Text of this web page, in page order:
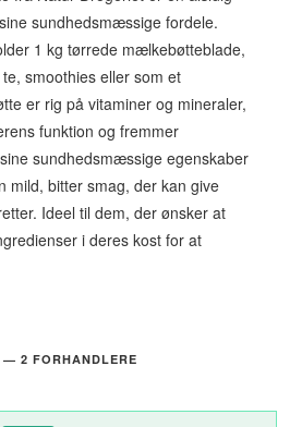
sundhedsmæssige fordele.
1 kg tørrede mælkebøtteblade,
smoothies eller som et
er rig på vitaminer og mineraler,
funktion og fremmer
sundhedsmæssige egenskaber
mild, bitter smag, der kan give
Ideel til dem, der ønsker at
i deres kost for at
— 2 FORHANDLERE